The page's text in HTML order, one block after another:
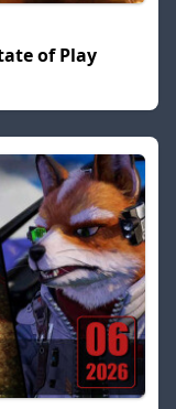
of Play